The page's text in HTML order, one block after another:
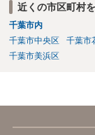
近くの市区町村
千葉市内
千葉市中央区
千葉市
千葉市美浜区